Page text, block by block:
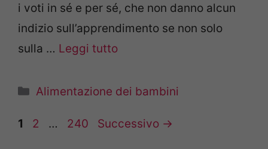
i voti in sé e per sé, che non danno alcun
indizio sull’apprendimento se non solo
sulla … Leggi tutto
Categorie
Alimentazione dei bambini
Pagina
1 Pagina
2 … Pagina
240 Successivo →